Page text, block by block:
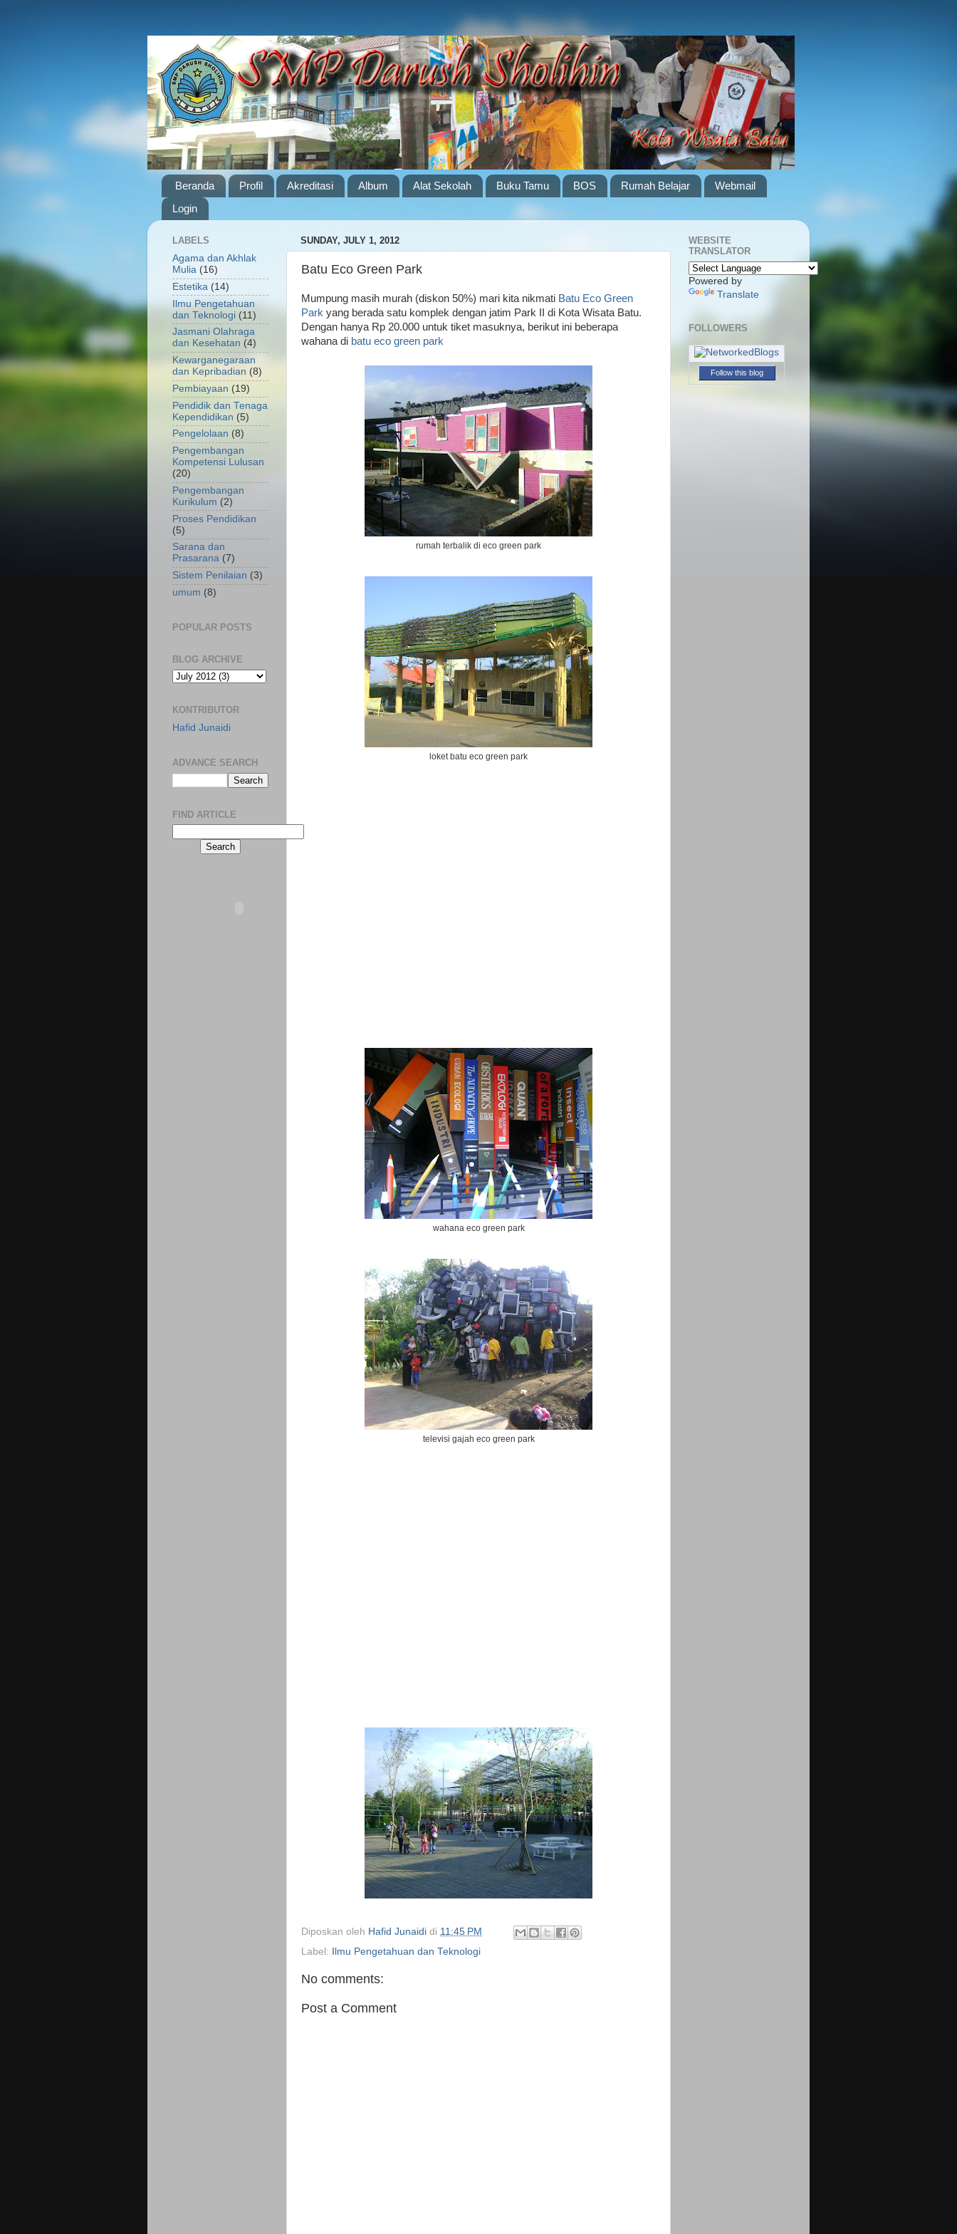
Beranda Profil Akreditasi Album Alat Sekolah Buku Tamu BOS Rumah Belajar
Webmail
Login
SUNDAY, JULY 1, 2012
Batu Eco Green Park
Mumpung masih murah (diskon 50%) mari kita nikmati Batu Eco Green
Park yang berada satu komplek dengan jatim Park II di Kota Wisata Batu.
Dengan hanya Rp 20.000 untuk tiket masuknya, berikut ini beberapa
wahana di batu eco green park
rumah terbalik di eco green park
loket batu eco green park
wahana eco green park
televisi gajah eco green park
Diposkan oleh Hafid Junaidi di 11:45 PM
Label:
Ilmu Pengetahuan dan Teknologi
No comments:
Post a Comment
LABELS
Agama dan Akhlak
Mulia (16)
Estetika (14)
Ilmu Pengetahuan
dan Teknologi (11)
Jasmani Olahraga
dan Kesehatan (4)
Kewarganegaraan
dan Kepribadian (8)
Pembiayaan (19)
Pendidik dan Tenaga
Kependidikan (5)
Pengelolaan (8)
Pengembangan
Kompetensi Lulusan
(20)
Pengembangan
Kurikulum (2)
Proses Pendidikan
(5)
Sarana dan
Prasarana (7)
Sistem Penilaian (3)
umum (8)
POPULAR POSTS
BLOG ARCHIVE
KONTRIBUTOR
Hafid Junaidi
ADVANCE SEARCH
FIND ARTICLE
WEBSITE
TRANSLATOR
Powered by
Translate
FOLLOWERS
Follow this blog